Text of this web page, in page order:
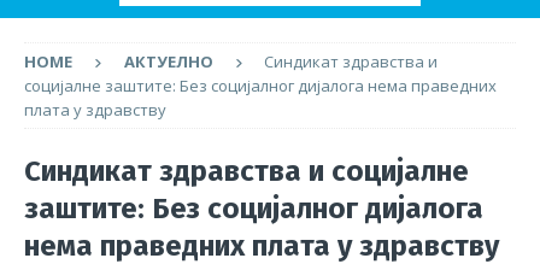
HOME АКТУЕЛНО
Синдикат здравства и
социјалне заштите: Без социјалног дијалога нема праведних
плата у здравству
Синдикат здравства и социјалне
заштите: Без социјалног дијалога
нема праведних плата у здравству